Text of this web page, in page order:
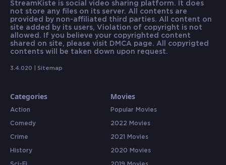
StreamKiste is social video sharing platform. It does
not store any files on its server. All contents are
provided by non-affiliated third parties. All content on
site added by its users, Violation of copyright is not
allowed. If you believe your copyrighted content
shared on site, please visit DMCA page. All copyrigted
contents will be taken down upon request.
3.4.020 | Sitemap
Categories
Action
Comedy
Crime
History
Movies
Popular Movies
2022 Movies
2021 Movies
2020 Movies